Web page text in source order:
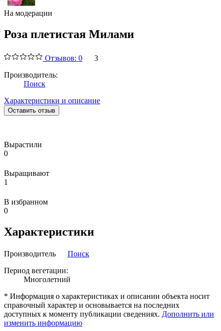
На модерации
Роза плетистая Милами
Отзывов: 0
3
Производитель:
Поиск
Характеристики и описание
Оставить отзыв
Вырастили
0
Выращивают
1
В избранном
0
Характеристики
Производитель
Поиск
Период вегетации:
Многолетний
* Информация о характеристиках и описании объекта носит
справочный характер и основывается на последних
доступных к моменту публикации сведениях. Дополнить или
изменить информацию